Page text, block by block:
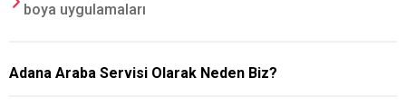
boya uygulamaları
Adana Araba Servisi Olarak Neden Biz?